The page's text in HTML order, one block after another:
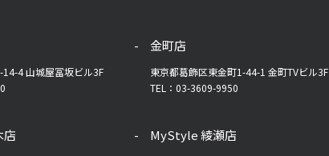
4 山城屋冨坂ビル3F
金町店
東京都葛飾区東金町1-44-1 金町TVビル3F
TEL：03-3609-9950
MyStyle 綾瀬店